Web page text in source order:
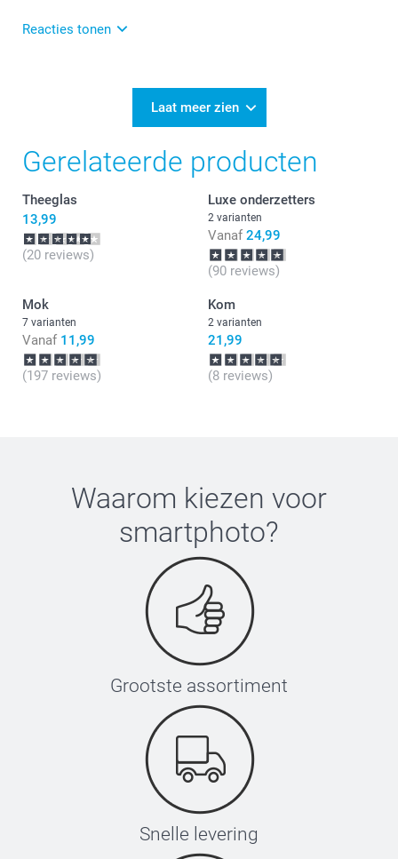
kan worden. Anders heel veel plezier er van!
Reacties tonen
Bedankt voor je review. Fijn dat het maken van het
Laat meer zien
Gerelateerde producten
Theeglas
13,99
(20 reviews)
Luxe onderzetters
2 varianten
Vanaf 24,99
(90 reviews)
Mok
7 varianten
Vanaf 11,99
(197 reviews)
Kom
2 varianten
21,99
(8 reviews)
Waarom kiezen voor
smartphoto?
Grootste assortiment
Snelle levering